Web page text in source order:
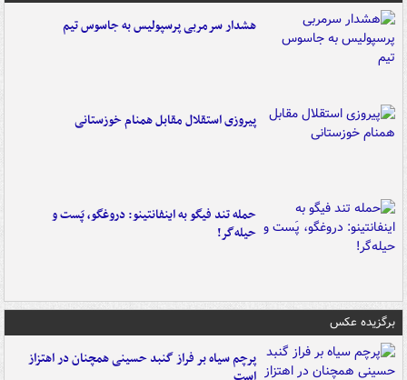
هشدار سرمربی پرسپولیس به جاسوس تیم
پیروزی استقلال مقابل همنام خوزستانی
حمله تند فیگو به اینفانتینو: دروغگو، پَست‌ و
حیله‌گر!
برگزیده عکس
پرچم سیاه بر فراز گنبد حسینی همچنان در اهتزاز